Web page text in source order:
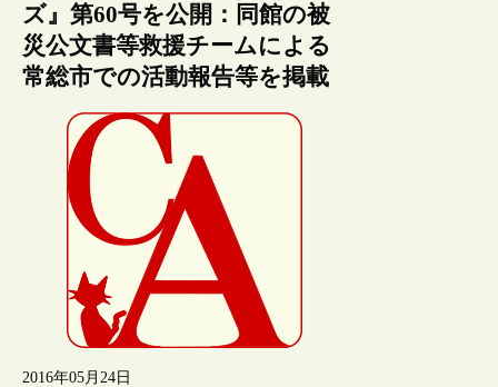
ズ』第60号を公開：同館の被
災公文書等救援チームによる
常総市での活動報告等を掲載
2016年05月24日